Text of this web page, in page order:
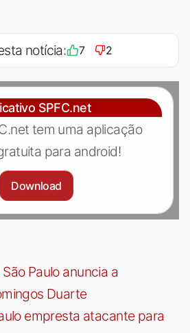
notícia: 7 2
SPFC.net
tem uma aplicação
para android!
Download
São Paulo anuncia a
Duarte
empresta atacante para